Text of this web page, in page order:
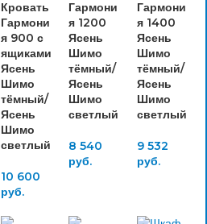
Кровать
Гармони
я 900 с
ящиками
Ясень
Шимо
тёмный/
Ясень
Шимо
светлый
10 600
руб.
Гармони
я 1200
Ясень
Шимо
тёмный/
Ясень
Шимо
светлый
8 540
руб.
Гармони
я 1400
Ясень
Шимо
тёмный/
Ясень
Шимо
светлый
9 532
руб.